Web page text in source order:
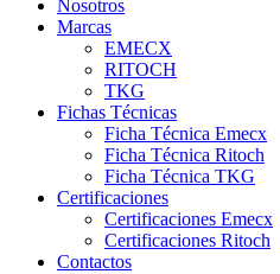
Nosotros
Marcas
EMECX
RITOCH
TKG
Fichas Técnicas
Ficha Técnica Emecx
Ficha Técnica Ritoch
Ficha Técnica TKG
Certificaciones
Certificaciones Emecx
Certificaciones Ritoch
Contactos